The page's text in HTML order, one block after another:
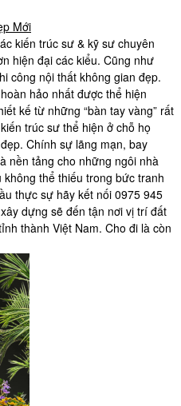
Mới
kiến trúc sư & kỹ sư chuyên
hiện đại các kiểu. Cũng như
công nội thất không gian đẹp.
hảo nhất được thể hiện
kế từ những “bàn tay vàng” rất
trúc sư thể hiện ở chỗ họ
Chính sự lãng mạn, bay
nền tảng cho những ngôi nhà
thể thiếu trong bức tranh
thực sự hãy kết nối 0975 945
dựng sẽ đến tận nơi vị trí đất
thành Việt Nam. Cho đi là còn